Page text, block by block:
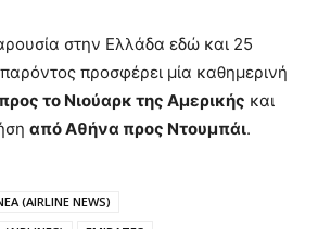
στην Ελλάδα εδώ και 25
προσφέρει μία καθημερινή
το Νιούαρκ της Αμερικής και
από Αθήνα προς Ντουμπάι.
(AIRLINE NEWS)